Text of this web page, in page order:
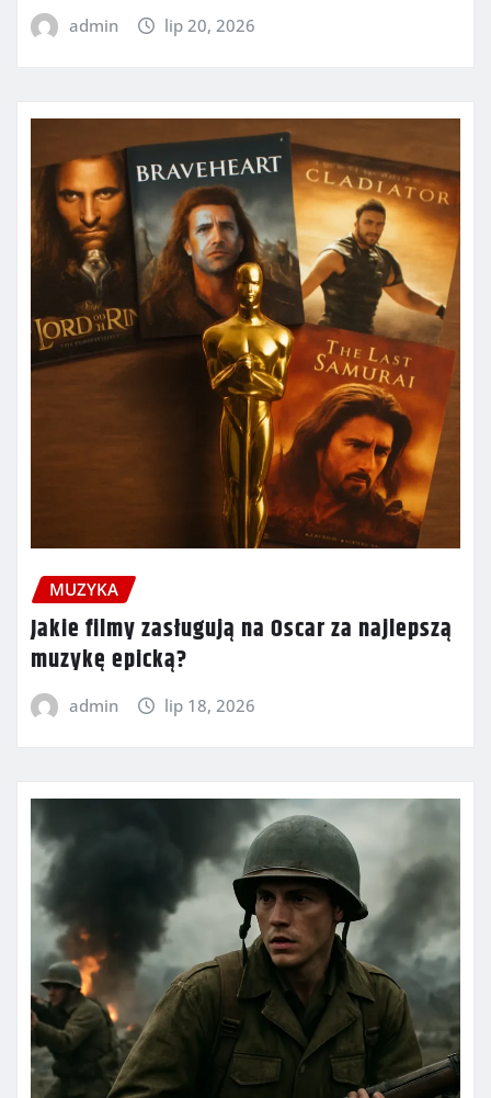
admin lip 20, 2026
MUZYKA
Jakie filmy zasługują na Oscar za najlepszą
muzykę epicką?
admin lip 18, 2026